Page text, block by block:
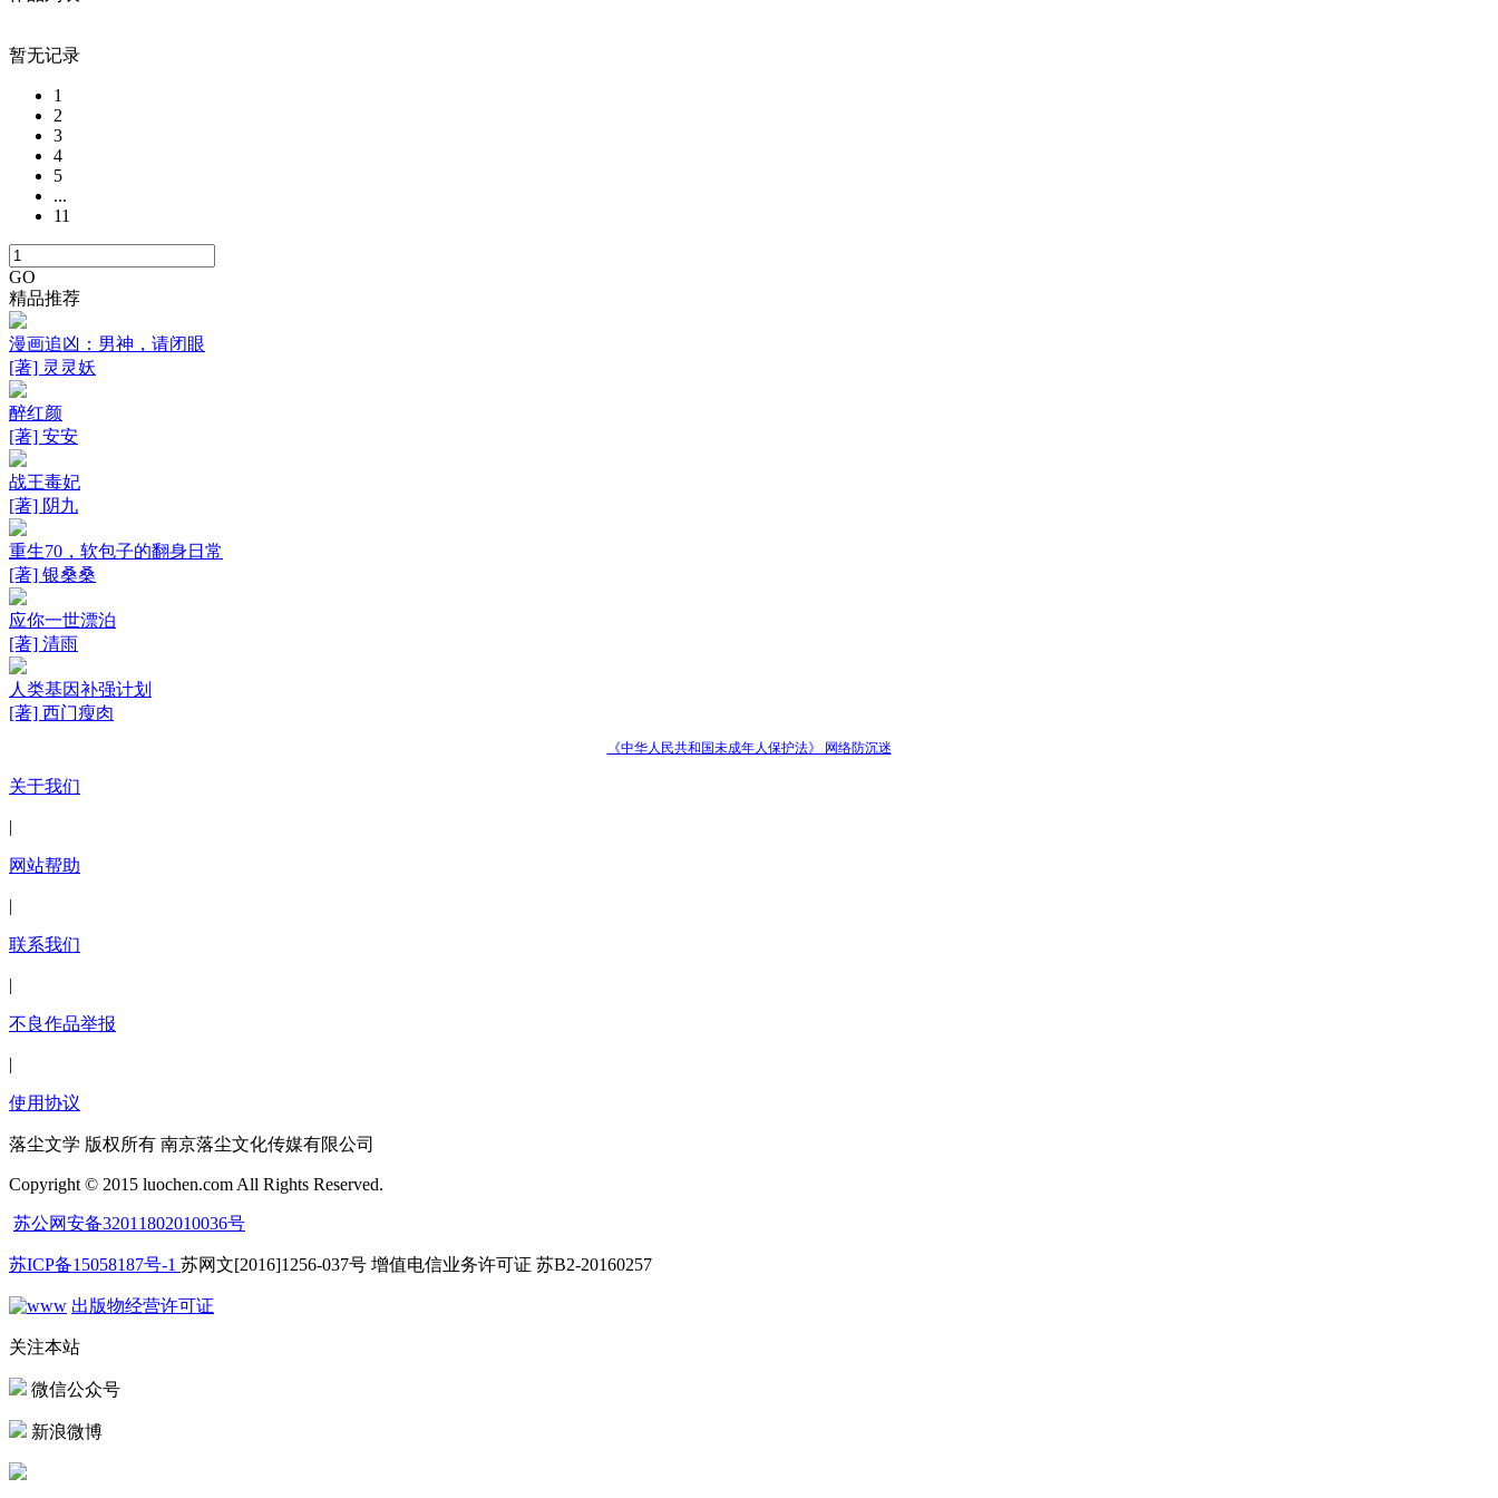
暂无记录
1
2
3
4
5
...
11
GO
精品推荐
漫画追凶：男神，请闭眼
[著] 灵灵妖
醉红颜
[著] 安安
战王毒妃
[著] 阴九
重生70，软包子的翻身日常
[著] 银桑桑
应你一世漂泊
[著] 清雨
人类基因补强计划
[著] 西门瘦肉
《中华人民共和国未成年人保护法》 网络防沉迷
关于我们
|
网站帮助
|
联系我们
|
不良作品举报
|
使用协议
落尘文学 版权所有 南京落尘文化传媒有限公司
Copyright © 2015 luochen.com All Rights Reserved.
苏公网安备32011802010036号
苏ICP备15058187号-1 苏网文[2016]1256-037号 增值电信业务许可证 苏B2-20160257
出版物经营许可证
关注本站
微信公众号
新浪微博